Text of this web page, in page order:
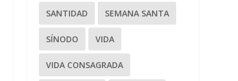
SANTIDAD SEMANA SANTA
SÍNODO VIDA
VIDA CONSAGRADA